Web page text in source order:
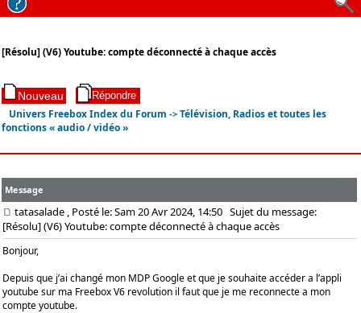
[Résolu] (V6) Youtube: compte déconnecté à chaque accès
Univers Freebox Index du Forum ->Télévision, Radios et toutes les
fonctions « audio / vidéo »
Message
tatasalade , Posté le: Sam 20 Avr 2024, 14:50 Sujet du message:
[Résolu] (V6) Youtube: compte déconnecté à chaque accès
Bonjour,
Depuis que j’ai changé mon MDP Google et que je souhaite accéder a l’appli
youtube sur ma Freebox V6 revolution il faut que je me reconnecte a mon
compte youtube.